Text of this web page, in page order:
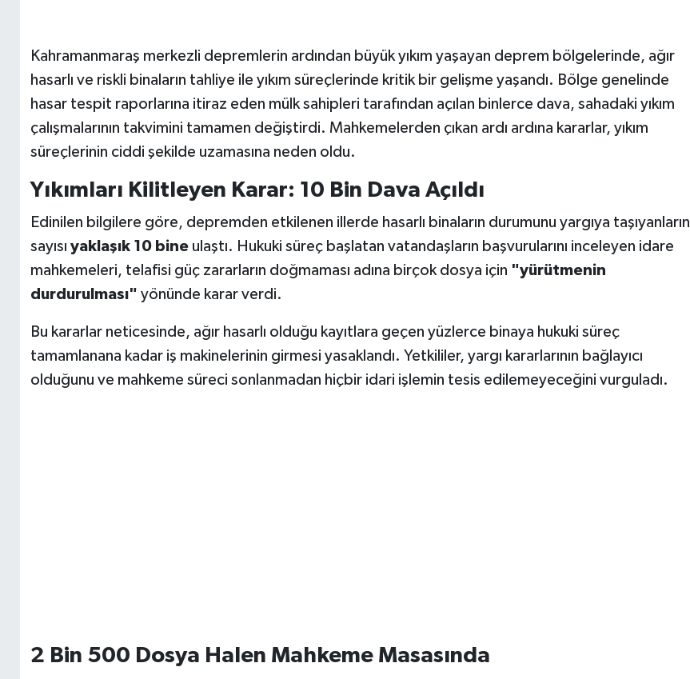
Kahramanmaraş merkezli depremlerin ardından büyük yıkım yaşayan deprem bölgelerinde, ağır
hasarlı ve riskli binaların tahliye ile yıkım süreçlerinde kritik bir gelişme yaşandı. Bölge genelinde
hasar tespit raporlarına itiraz eden mülk sahipleri tarafından açılan binlerce dava, sahadaki yıkım
çalışmalarının takvimini tamamen değiştirdi. Mahkemelerden çıkan ardı ardına kararlar, yıkım
süreçlerinin ciddi şekilde uzamasına neden oldu.
Yıkımları Kilitleyen Karar: 10 Bin Dava Açıldı
Edinilen bilgilere göre, depremden etkilenen illerde hasarlı binaların durumunu yargıya taşıyanların
sayısı yaklaşık 10 bineulaştı. Hukuki süreç başlatan vatandaşların başvurularını inceleyen idare
mahkemeleri, telafisi güç zararların doğmaması adına birçok dosya için "yürütmenin
durdurulması" yönünde karar verdi.
Bu kararlar neticesinde, ağır hasarlı olduğu kayıtlara geçen yüzlerce binaya hukuki süreç
tamamlanana kadar iş makinelerinin girmesi yasaklandı. Yetkililer, yargı kararlarının bağlayıcı
olduğunu ve mahkeme süreci sonlanmadan hiçbir idari işlemin tesis edilemeyeceğini vurguladı.
2 Bin 500 Dosya Halen Mahkeme Masasında